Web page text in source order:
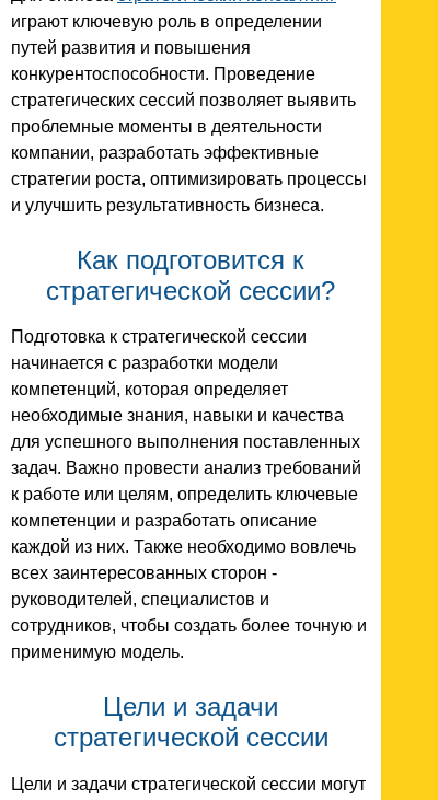
играют ключевую роль в определении
путей развития и повышения
конкурентоспособности. Проведение
стратегических сессий позволяет выявить
проблемные моменты в деятельности
компании, разработать эффективные
стратегии роста, оптимизировать процессы
и улучшить результативность бизнеса.
Как подготовится к
стратегической сессии?
Подготовка к стратегической сессии
начинается с разработки модели
компетенций, которая определяет
необходимые знания, навыки и качества
для успешного выполнения поставленных
задач. Важно провести анализ требований
к работе или целям, определить ключевые
компетенции и разработать описание
каждой из них. Также необходимо вовлечь
всех заинтересованных сторон -
руководителей, специалистов и
сотрудников, чтобы создать более точную и
применимую модель.
Цели и задачи
стратегической сессии
Цели и задачи стратегической сессии могут